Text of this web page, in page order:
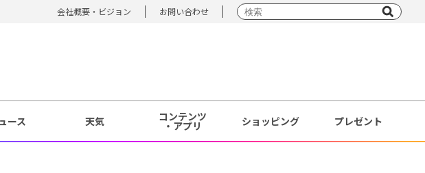
会社概要・ビジョン お問い合わせ
ース 天気 コンテンツ
・アプリ ショッピング プレゼント